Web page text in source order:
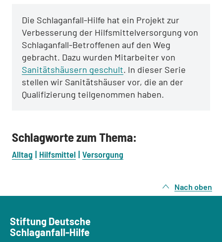
Die Schlaganfall-Hilfe hat ein Projekt zur
Verbesserung der Hilfsmittelversorgung von
Schlaganfall-Betroffenen auf den Weg
gebracht. Dazu wurden Mitarbeiter von
Sanitätshäusern geschult. In dieser Serie
stellen wir Sanitätshäuser vor, die an der
Qualifizierung teilgenommen haben.
Schlagworte zum Thema:
Alltag Hilfsmittel Versorgung
Nach oben
Stiftung Deutsche
Schlaganfall-Hilfe